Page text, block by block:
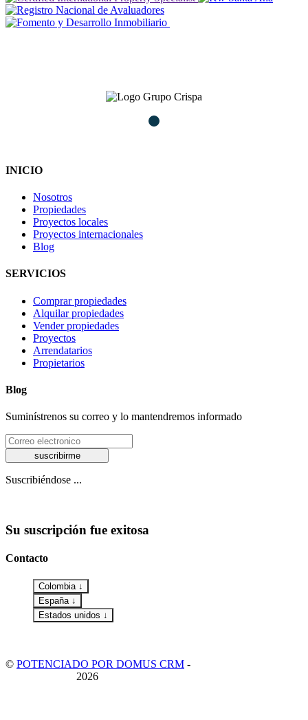
INICIO
Nosotros
Propiedades
Proyectos locales
Proyectos internacionales
Blog
SERVICIOS
Comprar propiedades
Alquilar propiedades
Vender propiedades
Proyectos
Arrendatarios
Propietarios
Blog
Suminístrenos su correo y lo mantendremos informado
suscribirme
Suscribiéndose ...
Su suscripción fue exitosa
Contacto
Colombia ↓
España ↓
Estados unidos ↓
© POTENCIADO POR DOMUS CRM -
2026